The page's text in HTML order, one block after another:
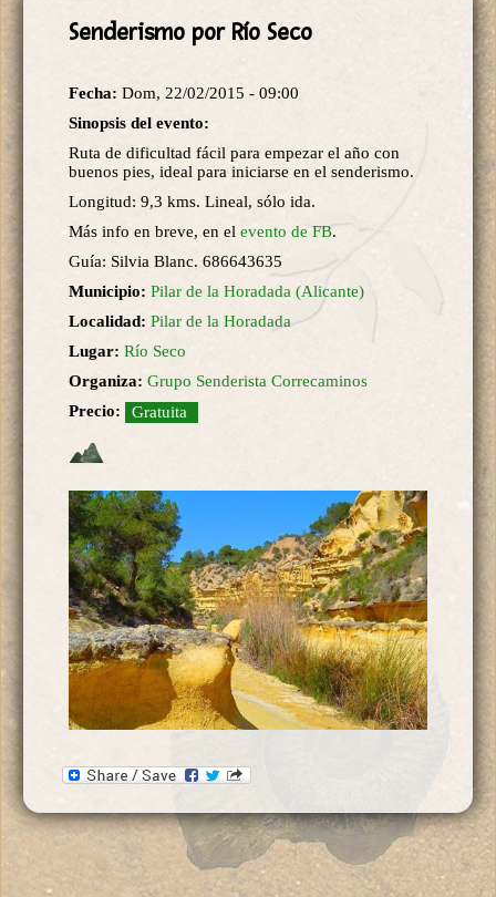
Senderismo por Río Seco
Fecha: Dom, 22/02/2015 - 09:00
Sinopsis del evento:
Ruta de dificultad fácil para empezar el año con
buenos pies, ideal para iniciarse en el senderismo.
Longitud: 9,3 kms. Lineal, sólo ida.
Más info en breve, en el evento de FB.
Guía: Silvia Blanc. 686643635
Municipio: Pilar de la Horadada (Alicante)
Localidad: Pilar de la Horadada
Lugar: Río Seco
Organiza: Grupo Senderista Correcaminos
Precio:
Gratuita